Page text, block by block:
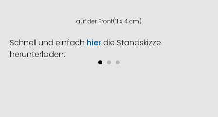
auf der Front(11 x 4 cm)
Schnell und einfach hierdie Standskizze
herunterladen.